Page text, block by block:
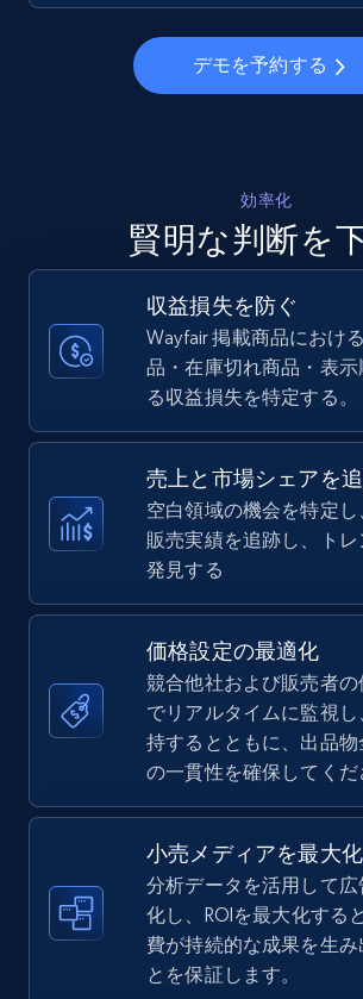
Specifications, Image urls, Top
Walmart - products - Discover
using sku numbers
URL, Final price, Sku, Currency, Gtin,
Specifications, Image urls, Top
more.
TikTok Shop
URL, Title, Available, Description,
price, Final price, Discount percent,
TikTok Shop - category
URL, Title, Available, Description,
デモを予約する
効率化
賢明な判断を
収益損失を防ぐ
Wayfair 掲載商品におけ
品・在庫切れ商品・表示
る収益損失を特定する。
売上と市場シェアを
空白領域の機会を特定
販売実績を追跡し、ト
発見する
価格設定の最適化
競合他社および販売者の
でリアルタイムに監視
持するとともに、出品
の一貫性を確保してくだ
小売メディアを最大
分析データを活用して
化し、ROIを最大化する
費が持続的な成果を生み
とを保証します。